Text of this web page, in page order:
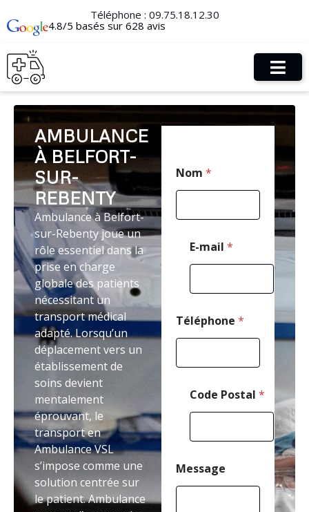
Téléphone : 09.75.18.12.30
4.8/5 basés sur 628 avis
AMBULANCE
À BELFORT-
SUR-
REBENTY
Ambulance à Belfort-
sur-Rebenty joue un
rôle essentiel dans la
prise en charge
globale des patients
nécessitant un
transport médical
adapté. Lorsqu’un
déplacement vers un
établissement de
soins devient
mentalement
éprouvant, le
transport en
Ambulance VSL
s’impose comme une
solution centrée sur
le patient. Ambulance
Nom *
E-mail *
Téléphone *
Code Postal *
E
-
m
a
i
l
C
o
d
e
é
l
é
p
n
e
Message